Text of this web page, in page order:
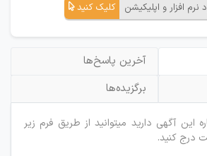
افزار و اپلیکیشن کلیک کنید
آخرین پاسخ‌ها
برگزیده‌ها
این آگهی دارید میتوانید از طریق فرم زیر
درج کنید.